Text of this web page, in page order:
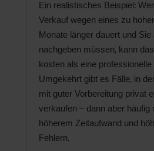
Ein realistisches Beispiel:
Verkauf wegen eines zu
Monate länger dauert und
nachgeben müssen, kann
kosten als eine professionelle
Umgekehrt gibt es Fälle, in
mit guter Vorbereitung privat
verkaufen – dann aber häufig
höherem Zeitaufwand und
Fehlern.